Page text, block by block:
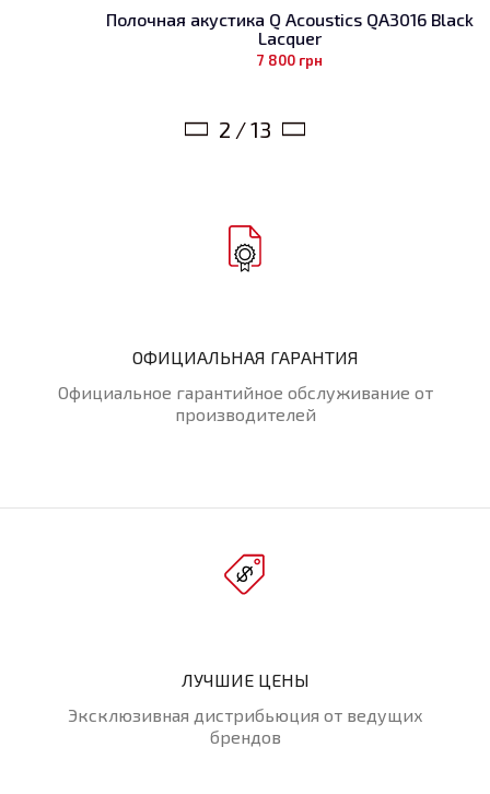
Полочная акустика Q Acoustics QA3016 Black
Lacquer
грн
2 / 13
ОФИЦИАЛЬНАЯ ГАРАНТИЯ
Официальное гарантийное обслуживание от
производителей
ЛУЧШИЕ ЦЕНЫ
Эксклюзивная дистрибьюция от ведущих
брендов